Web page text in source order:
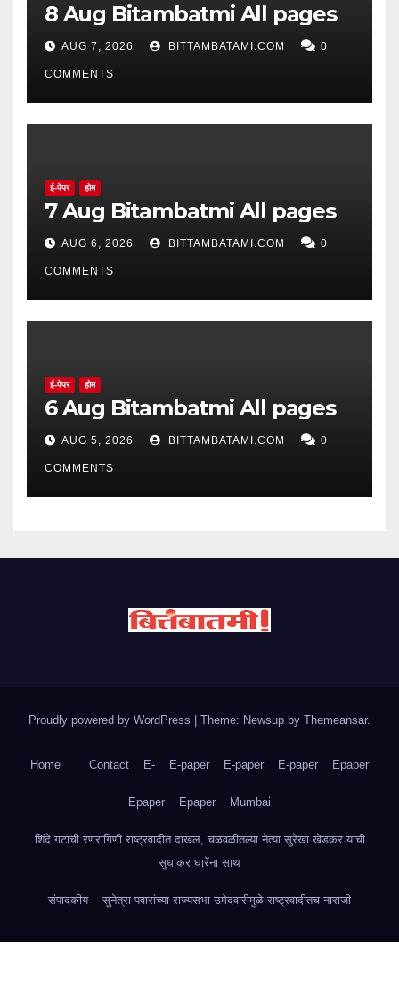
8 Aug Bitambatmi All pages
AUG 7, 2026 BITTAMBATAMI.COM 0
COMMENTS
ई-पेपर होम
7 Aug Bitambatmi All pages
AUG 6, 2026 BITTAMBATAMI.COM 0
COMMENTS
ई-पेपर होम
6 Aug Bitambatmi All pages
AUG 5, 2026 BITTAMBATAMI.COM 0
COMMENTS
Proudly powered by WordPress | Theme: Newsup by Themeansar.
Home Contact E- E-paper E-paper E-paper Epaper
Epaper Epaper Mumbai
शिंदे गटाची रणरागिणी राष्ट्रवादीत दाखल, चळवळीतल्या नेत्या सुरेखा खेडकर यांची
सुधाकर घारेंना साथ
संपादकीय सुनेत्रा पवारांच्या राज्यसभा उमेदवारीमुळे राष्ट्रवादीतच नाराजी